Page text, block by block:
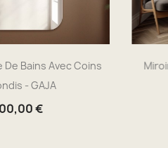
De Bains Avec Coins
- GAJA
€